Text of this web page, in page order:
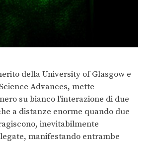
della University of Glasgow e
Advances, mette
su bianco l’interazione di due
a distanze enorme quando due
inevitabilmente
manifestando entrambe